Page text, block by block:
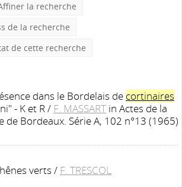
la recherche
de la recherche
de cette recherche
dans le Bordelais de cortinaires
- K et R/ F. MASSART in Actes de la
de Bordeaux. Série A, 102 n°13 (1965)
verts / F. TRESCOL